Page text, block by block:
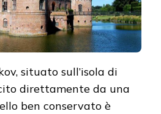
situato sull’isola di
direttamente da una
ben conservato è